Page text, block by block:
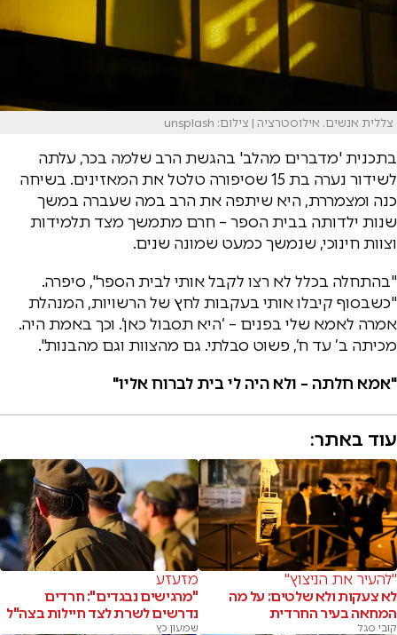
צללית אנשים. אילוסטרציה | צילום: unsplash
בתכנית 'מדברים מהלב' בהגשת הרב שלמה בכר, עלתה
לשידור נערה בת 15 שסיפורה טלטל את המאזינים. בשיחה
כנה ומצמררת, היא שיתפה את הרב במה שעברה במשך
שנות ילדותה בבית הספר – חרם מתמשך מצד תלמידות
וצוות חינוכי, שנמשך כמעט שמונה שנים.
"בהתחלה בכלל לא רצו לקבל אותי לבית הספר", סיפרה.
"כשבסוף קיבלו אותי בעקבות לחץ של הרשויות, המנהלת
אמרה לאמא שלי בפנים – ‘היא תסבול כאן’. וכך באמת היה.
מכיתה ב’ עד ח’, פשוט סבלתי. גם מהצוות וגם מהבנות".
"אמא חלתה – ולא היה לי בית לברוח אליו"
עוד באתר:
"להעיר את הניצוץ"
לא צעקות ולא שלטים: על מה
המחאה בעיר החרדית
קובי סגל
מזעזע
"מרגישים נבגדים": חרדים
נדרשים לשרת לצד חיילות בצה"ל
שמעון כץ